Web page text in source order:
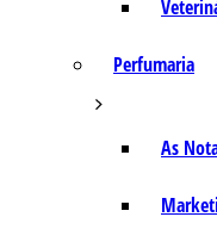
Perfumaria
As